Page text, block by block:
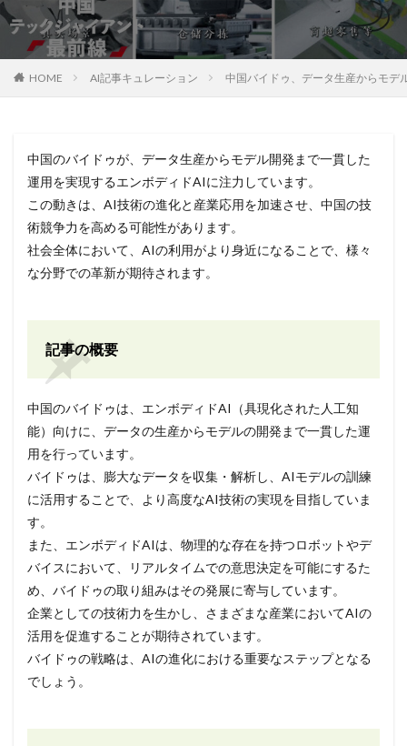
HOME AI記事キュレーション 中国バイドゥ、データ生産からモ
中国のバイドゥが、データ生産からモデル開発まで一貫した
運用を実現するエンボディドAIに注力しています。
この動きは、AI技術の進化と産業応用を加速させ、中国の技
術競争力を高める可能性があります。
社会全体において、AIの利用がより身近になることで、様々
な分野での革新が期待されます。
記事の概要
中国のバイドゥは、エンボディドAI（具現化された人工知
能）向けに、データの生産からモデルの開発まで一貫した運
用を行っています。
バイドゥは、膨大なデータを収集・解析し、AIモデルの訓練
に活用することで、より高度なAI技術の実現を目指していま
す。
また、エンボディドAIは、物理的な存在を持つロボットやデ
バイスにおいて、リアルタイムでの意思決定を可能にするた
め、バイドゥの取り組みはその発展に寄与しています。
企業としての技術力を生かし、さまざまな産業においてAIの
活用を促進することが期待されています。
バイドゥの戦略は、AIの進化における重要なステップとなる
でしょう。